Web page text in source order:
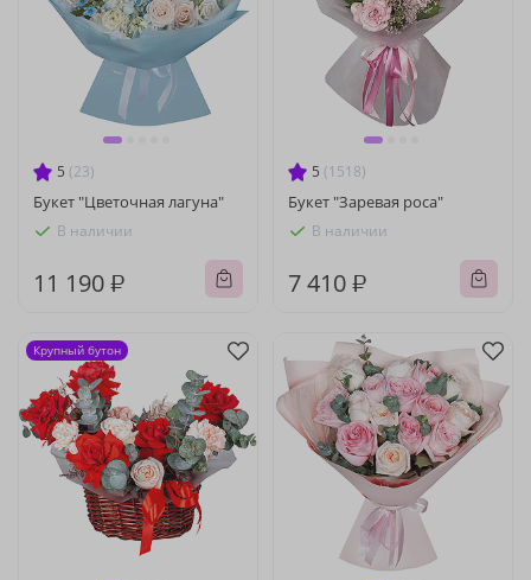
5 (23)
Букет "Цветочная лагуна"
В наличии
11 190 ₽
5 (1518)
Букет "Заревая роса"
В наличии
7 410 ₽
Крупный бутон